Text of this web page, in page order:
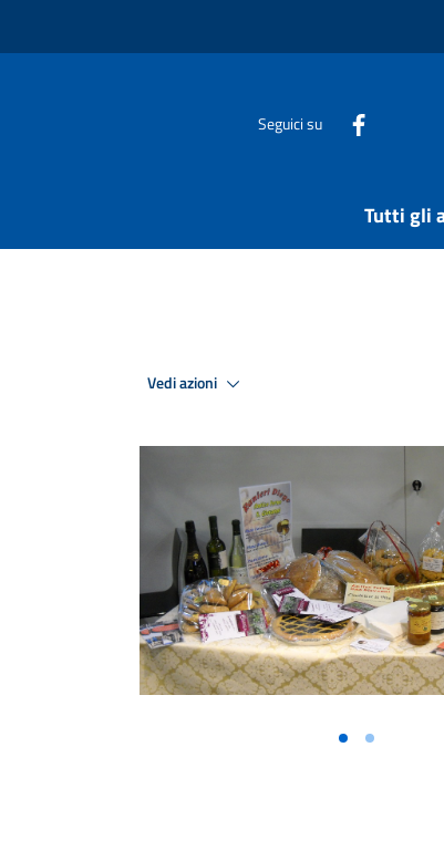
Seguici su
Tutti gli
Vedi azioni
Vai alla slide 1
Vai alla